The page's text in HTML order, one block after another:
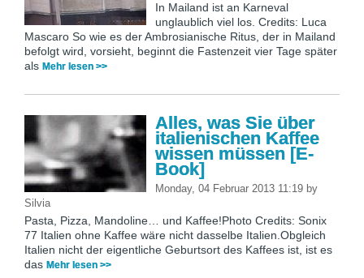
In Mailand ist an Karneval
unglaublich viel los. Credits: Luca
Mascaro So wie es der Ambrosianische Ritus, der in Mailand
befolgt wird, vorsieht, beginnt die Fastenzeit vier Tage später
als Mehr lesen >>
Alles, was Sie über
italienischen Kaffee
wissen müssen [E-
Book]
Monday, 04 Februar 2013 11:19 by
Silvia
Pasta, Pizza, Mandoline… und Kaffee!Photo Credits: Sonix
77 Italien ohne Kaffee wäre nicht dasselbe Italien.Obgleich
Italien nicht der eigentliche Geburtsort des Kaffees ist, ist es
das Mehr lesen >>